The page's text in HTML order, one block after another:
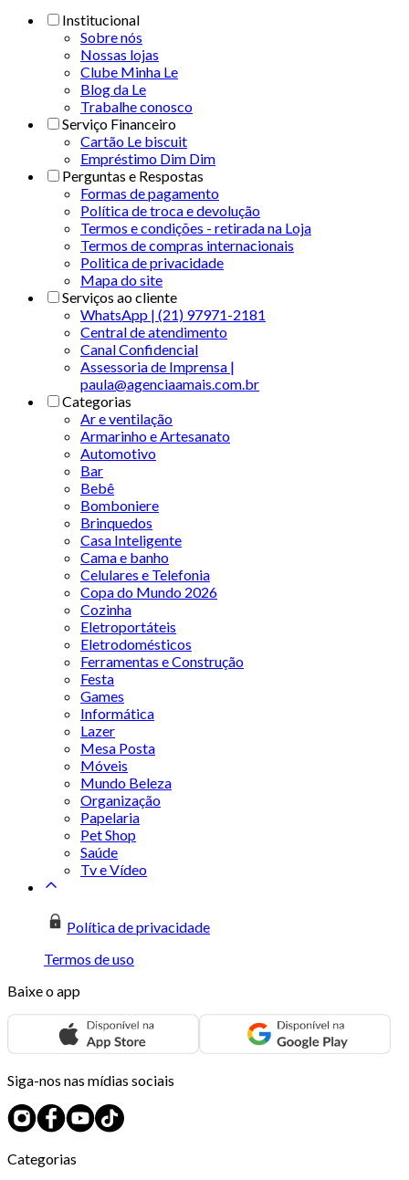
Institucional
Sobre nós
Nossas lojas
Clube Minha Le
Blog da Le
Trabalhe conosco
Serviço Financeiro
Cartão Le biscuit
Empréstimo Dim Dim
Perguntas e Respostas
Formas de pagamento
Política de troca e devolução
Termos e condições - retirada na Loja
Termos de compras internacionais
Politica de privacidade
Mapa do site
Serviços ao cliente
WhatsApp | (21) 97971-2181
Central de atendimento
Canal Confidencial
Assessoria de Imprensa |
paula@agenciaamais.com.br
Categorias
Ar e ventilação
Armarinho e Artesanato
Automotivo
Bar
Bebê
Bomboniere
Brinquedos
Casa Inteligente
Cama e banho
Celulares e Telefonia
Copa do Mundo 2026
Cozinha
Eletroportáteis
Eletrodomésticos
Ferramentas e Construção
Festa
Games
Informática
Lazer
Mesa Posta
Móveis
Mundo Beleza
Organização
Papelaria
Pet Shop
Saúde
Tv e Vídeo
Política de privacidade
Termos de uso
Baixe o app
Siga-nos nas mídias sociais
Categorias